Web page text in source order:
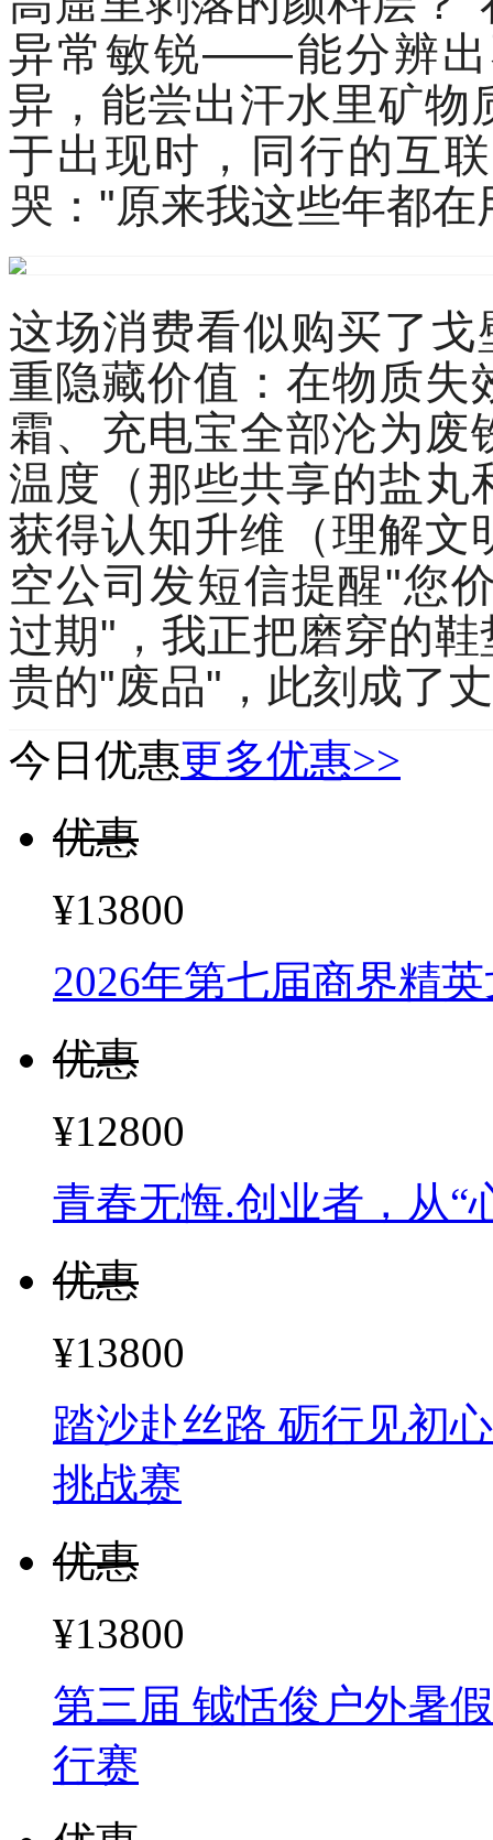
异常敏锐——能分辨出
异，能尝出汗水里矿物
于出现时，同行的互
哭："原来我这些年都
这场消费看似购买了
重隐藏价值：在物质失
霜、充电宝全部沦为废
温度（那些共享的盐丸
获得认知升维（理解文
空公司发短信提醒"您
过期"，我正把磨穿的
贵的"废品"，此刻成了
今日优惠更多优惠>>
优惠
¥13800
2026年第七届商界精
优惠
¥12800
青春无悔.创业者，从“
优惠
¥13800
踏沙赴丝路 砺行见初
挑战赛
优惠
¥13800
第三届 钺恬俊户外暑
行赛